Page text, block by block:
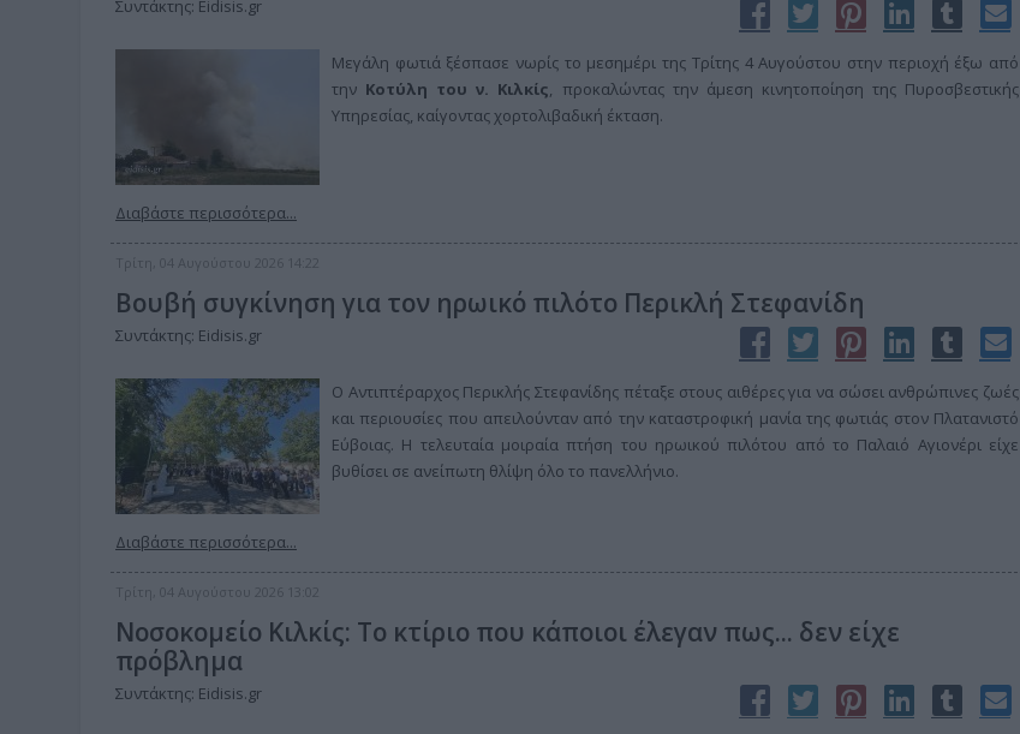
Συντάκτης: Eidisis.gr
Μεγάλη φωτιά ξέσπασε νωρίς το μεσημέρι της Τρίτης 4 Αυγούστου στην περιοχή έξω από
την Κοτύλη του ν. Κιλκίς, προκαλώντας την άμεση κινητοποίηση της Πυροσβεστικής
Υπηρεσίας, καίγοντας χορτολιβαδική έκταση.
Διαβάστε περισσότερα...
Τρίτη, 04 Αυγούστου 2026 14:22
Βουβή συγκίνηση για τον ηρωικό πιλότο Περικλή Στεφανίδη
Συντάκτης: Eidisis.gr
Ο Αντιπτέραρχος Περικλής Στεφανίδης πέταξε στους αιθέρες για να σώσει ανθρώπινες ζωές
και περιουσίες που απειλούνταν από την καταστροφική μανία της φωτιάς στον Πλατανιστό
Εύβοιας. Η τελευταία μοιραία πτήση του ηρωικού πιλότου από το Παλαιό Αγιονέρι είχε
βυθίσει σε ανείπωτη θλίψη όλο το πανελλήνιο.
Διαβάστε περισσότερα...
Τρίτη, 04 Αυγούστου 2026 13:02
Νοσοκομείο Κιλκίς: Το κτίριο που κάποιοι έλεγαν πως... δεν είχε
πρόβλημα
Συντάκτης: Eidisis.gr